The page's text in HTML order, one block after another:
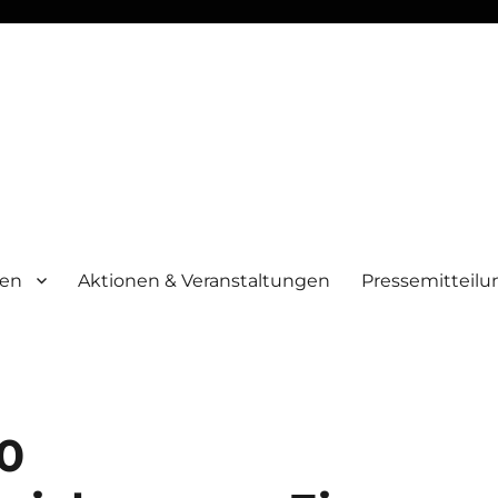
Aktionen & Veranstaltungen